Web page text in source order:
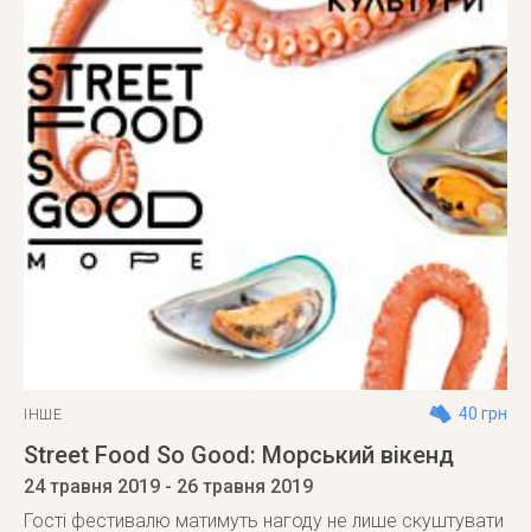
ІНШЕ 40 грн
Street Food So Good: Морський вікенд
24 травня 2019 - 26 травня 2019
Гості фестивалю матимуть нагоду не лише скуштувати